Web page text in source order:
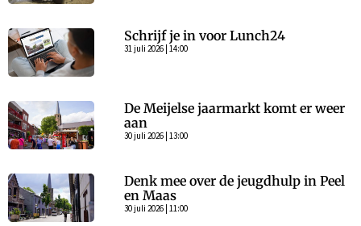
Schrijf je in voor Lunch24
31 juli 2026 | 14:00
De Meijelse jaarmarkt komt er weer
aan
30 juli 2026 | 13:00
Denk mee over de jeugdhulp in Peel
en Maas
30 juli 2026 | 11:00